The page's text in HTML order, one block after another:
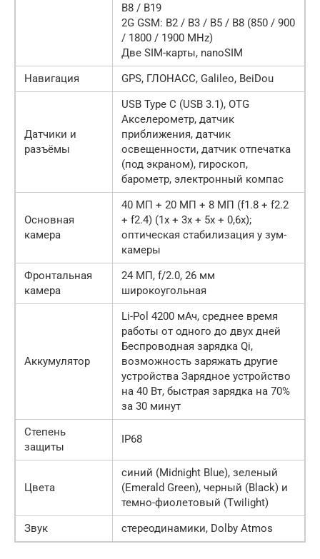
B8 / B19
2G GSM: B2 / B3 / B5 / B8 (850 / 900
/ 1800 / 1900 MHz)
Две SIM-карты, nanoSIM
Навигация
GPS, ГЛОНАСС, Galileo, BeiDou
Датчики и
разъёмы
USB Type C (USB 3.1), OTG
Акселерометр, датчик
приближения, датчик
освещенности, датчик отпечатка
(под экраном), гироскоп,
барометр, электронный компас
Основная
камера
40 МП + 20 МП + 8 МП (f1.8 + f2.2
+ f2.4) (1х + 3х + 5x + 0,6х);
оптическая стабилизация у зум-
камеры
Фронтальная
камера
24 МП, f/2.0, 26 мм
широкоугольная
Аккумулятор
Li-Pol 4200 мАч, среднее время
работы от одного до двух дней
Беспроводная зарядка Qi,
возможность заряжать другие
устройства Зарядное устройство
на 40 Вт, быстрая зарядка на 70%
за 30 минут
Степень
защиты
IP68
Цвета
синий (Midnight Blue), зеленый
(Emerald Green), черный (Black) и
темно-фиолетовый (Twilight)
Звук
стереодинамики, Dolby Atmos